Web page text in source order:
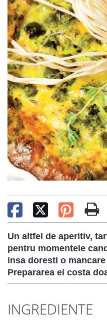
Un altfel de aperitiv,
pentru momentele
insa doresti o
Prepararea ei costa
INGREDIENTE